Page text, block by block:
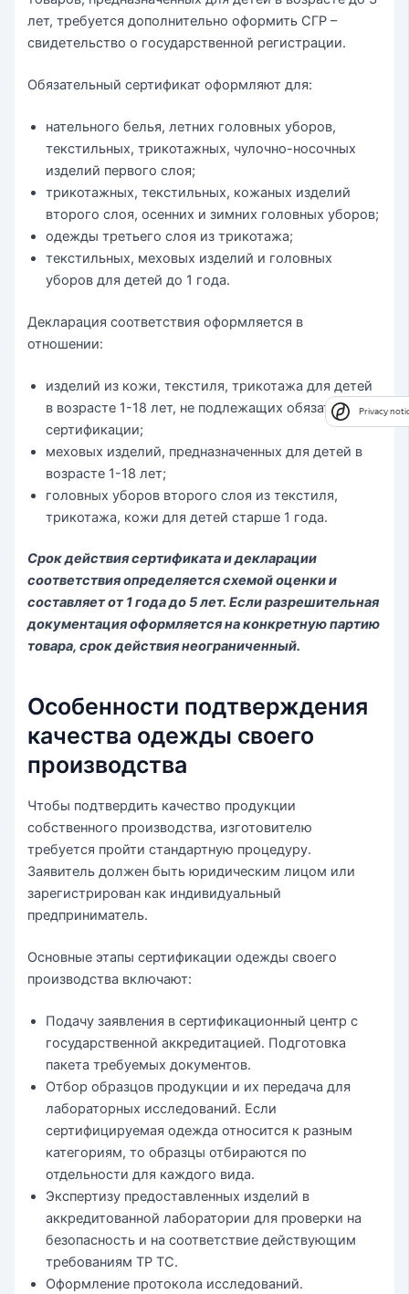
лет, требуется дополнительно оформить СГР –
свидетельство о государственной регистрации.
Обязательный сертификат оформляют для:
нательного белья, летних головных уборов,
текстильных, трикотажных, чулочно-носочных
изделий первого слоя;
трикотажных, текстильных, кожаных изделий
второго слоя, осенних и зимних головных уборов;
одежды третьего слоя из трикотажа;
текстильных, меховых изделий и головных
уборов для детей до 1 года.
Декларация соответствия оформляется в
отношении:
изделий из кожи, текстиля, трикотажа для детей
в возрасте 1-18 лет, не подлежащих обязательной
сертификации;
меховых изделий, предназначенных для детей в
возрасте 1-18 лет;
головных уборов второго слоя из текстиля,
трикотажа, кожи для детей старше 1 года.
Срок действия сертификата и декларации
соответствия определяется схемой оценки и
составляет от 1 года до 5 лет. Если разрешительная
документация оформляется на конкретную партию
товара, срок действия неограниченный.
Особенности подтверждения
качества одежды своего
производства
Чтобы подтвердить качество продукции
собственного производства, изготовителю
требуется пройти стандартную процедуру.
Заявитель должен быть юридическим лицом или
зарегистрирован как индивидуальный
предприниматель.
Основные этапы сертификации одежды своего
производства включают:
Подачу заявления в сертификационный центр с
государственной аккредитацией. Подготовка
пакета требуемых документов.
Отбор образцов продукции и их передача для
лабораторных исследований. Если
сертифицируемая одежда относится к разным
категориям, то образцы отбираются по
отдельности для каждого вида.
Экспертизу предоставленных изделий в
аккредитованной лаборатории для проверки на
безопасность и на соответствие действующим
требованиям ТР ТС.
Оформление протокола исследований.
Privacy